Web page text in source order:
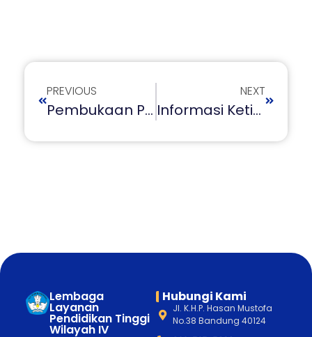
PREVIOUS
Pembukaan Periode Revisi Usulan Kenaikan JAD Gelombang II Tahun 2025
NEXT
Informasi Ketidakhadiran Peserta Pada Kegiatan Fasilitasi Publikasi Artikel Ilmiah
Lembaga
Layanan
Pendidikan Tinggi
Wilayah IV
Hubungi Kami
Jl. K.H.P. Hasan Mustofa
No.38 Bandung 40124